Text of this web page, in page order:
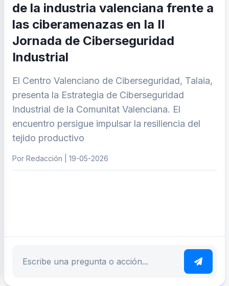
de la industria valenciana frente a
las ciberamenazas en la II
Jornada de Ciberseguridad
Industrial
El Centro Valenciano de Ciberseguridad, Talaia,
presenta la Estrategia de Ciberseguridad
Industrial de la Comunitat Valenciana. El
encuentro persigue impulsar la resiliencia del
tejido productivo
Por Redacción | 19-05-2026
Escribe tu pregunta